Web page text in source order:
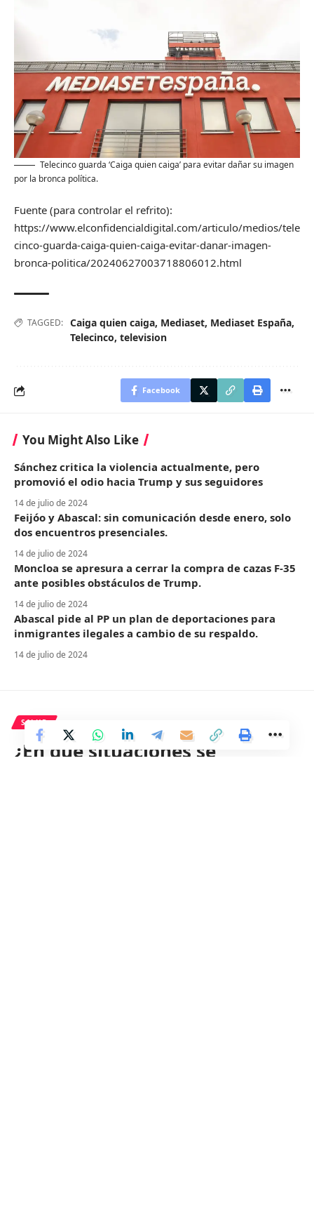
Telecinco guarda ‘Caiga quien caiga’ para evitar dañar su imagen
por la bronca política.
Fuente (para controlar el refrito):
https://www.elconfidencialdigital.com/articulo/medios/tele
cinco-guarda-caiga-quien-caiga-evitar-danar-imagen-
bronca-politica/20240627003718806012.html
TAGGED: Caiga quien caiga, Mediaset, Mediaset España,
Telecinco, television
Facebook
You Might Also Like
Sánchez critica la violencia actualmente, pero
promovió el odio hacia Trump y sus seguidores
14 de julio de 2024
Feijóo y Abascal: sin comunicación desde enero, solo
dos encuentros presenciales.
14 de julio de 2024
Moncloa se apresura a cerrar la compra de cazas F-35
ante posibles obstáculos de Trump.
14 de julio de 2024
Abascal pide al PP un plan de deportaciones para
inmigrantes ilegales a cambio de su respaldo.
14 de julio de 2024
SALUD
¿En qué situaciones se